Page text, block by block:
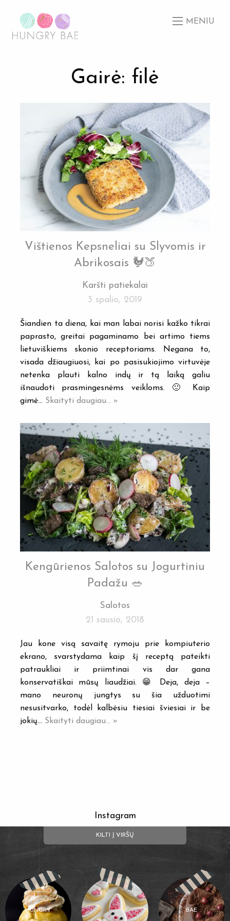
MENIU
Gairė: filė
Vištienos Kepsneliai su Slyvomis ir
Abrikosais 🐓🍑
Karšti patiekalai
3 spalio, 2019
Šiandien ta diena, kai man labai norisi kažko tikrai
paprasto, greitai pagaminamo bei artimo tiems
lietuviškiems skonio receptoriams. Negana to,
visada džiaugiuosi, kai po pasisukiojimo virtuvėje
netenka plauti kalno indų ir tą laiką galiu
išnaudoti prasmingesnėms veikloms. 🙂 Kaip
gimė… Skaityti daugiau... »
Kengūrienos Salotos su Jogurtiniu
Padažu 🥗
Salotos
21 sausio, 2018
Jau kone visą savaitę rymoju prie kompiuterio
ekrano, svarstydama kaip šį receptą pateikti
patraukliai ir priimtinai vis dar gana
konservatiškai mūsų liaudžiai. 😁 Deja, deja –
mano neuronų jungtys su šia užduotimi
nesusitvarko, todėl kalbėsiu tiesiai šviesiai ir be
jokių… Skaityti daugiau... »
Instagram
KILTI Į VIRŠŲ
HUNGRY BAE